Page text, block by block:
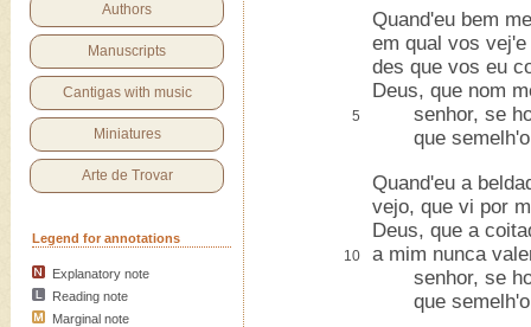
Authors
Manuscripts
Cantigas with music
Miniatures
Arte de Trovar
Legend for annotations
Explanatory note
Reading note
Marginal note
Quand'eu bem
em qual vos
des que vos eu
Deus, que nom
5
senhor, se
que semelh'o
Quand'eu a
vejo, que vi por
Deus, que a
10
a mim nunca
senhor, se
que semelh'o